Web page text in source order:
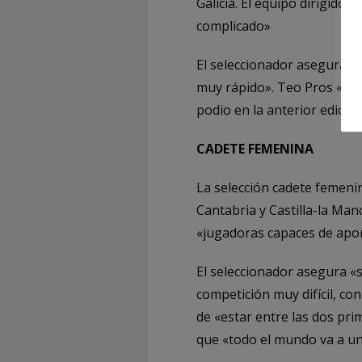
complicado»
El seleccionador asegura
muy rápido». Teo Pros
podio en la anterior edición
CADETE FEMENINA
La selección cadete
Cantabria y Castilla-la
«jugadoras capaces de
El seleccionador asegura
competición muy difícil,
de «estar entre las dos
que «todo el mundo va a